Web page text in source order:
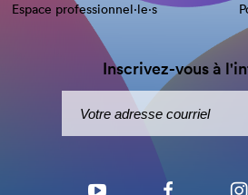
Espace professionnel·le⋅s
Inscrivez-vous à